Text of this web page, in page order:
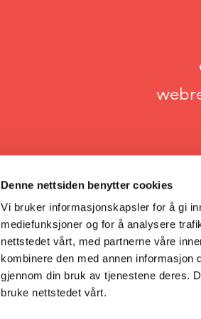
Denne nettsiden benytter cookies
Vi bruker informasjonskapsler for å gi
mediefunksjoner og for å analysere
nettstedet vårt, med partnerne våre
kombinere den med annen informasjon
gjennom din bruk av tjenestene deres.
bruke nettstedet vårt.